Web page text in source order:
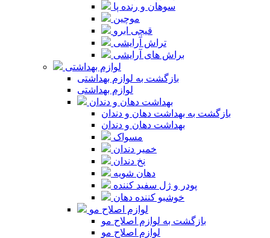
سوهان و رنده پا
موچین
قیچی ابرو
تراش آرایشی
براش های آرایشی
لوازم بهداشتی
بازگشت به لوازم بهداشتی
لوازم بهداشتی
بهداشت دهان و دندان
بازگشت به بهداشت دهان و دندان
بهداشت دهان و دندان
مسواک
خمیر دندان
نخ دندان
دهان شویه
پودر و ژل سفید کننده
خوشبو کننده دهان
لوازم اصلاح مو
بازگشت به لوازم اصلاح مو
لوازم اصلاح مو